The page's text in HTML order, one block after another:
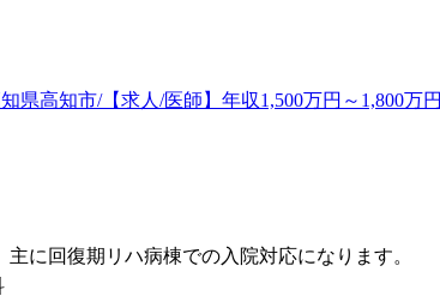
県高知市/【求人/医師】年収1,500万円～1,800万円
主に回復期リハ病棟での入院対応になります。